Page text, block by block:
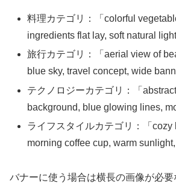
料理カテゴリ：「colorful
ingredients flat lay, soft natural
旅行カテゴリ：「aerial view of
blue sky, travel concept, wide
テクノロジーカテゴリ：「
background, blue glowing lines,
ライフスタイルカテゴリ：「cozy
morning coffee cup, warm sunlight,
バナーに使う場合は横長の画像が必要